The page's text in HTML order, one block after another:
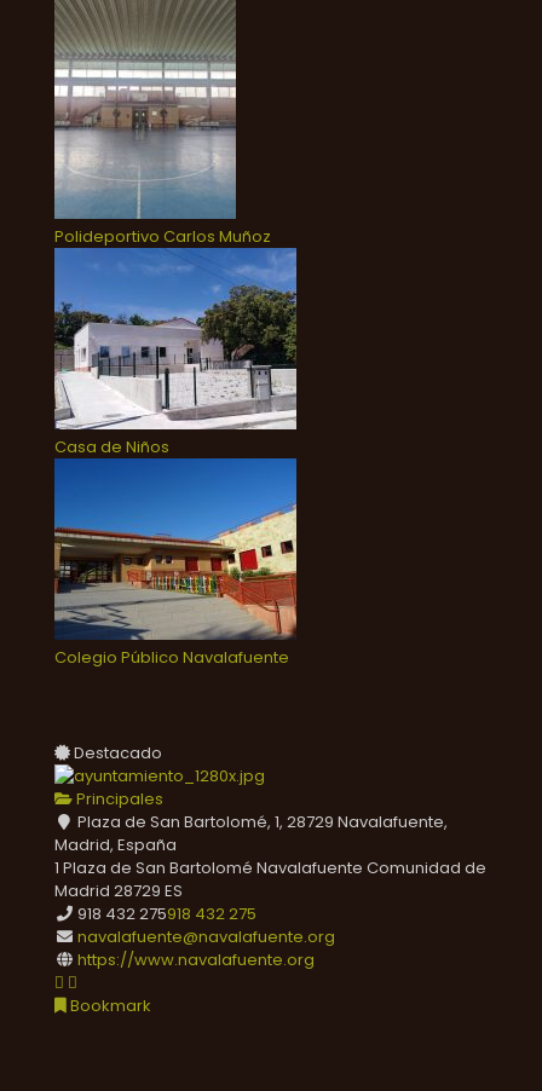
Polideportivo Carlos Muñoz
Casa de Niños
Colegio Público Navalafuente
Destacado
Principales
Plaza de San Bartolomé, 1, 28729 Navalafuente,
Madrid, España
1 Plaza de San Bartolomé Navalafuente Comunidad de
Madrid 28729 ES
918 432 275918 432 275
navalafuente@navalafuente.org
https://www.navalafuente.org
Bookmark